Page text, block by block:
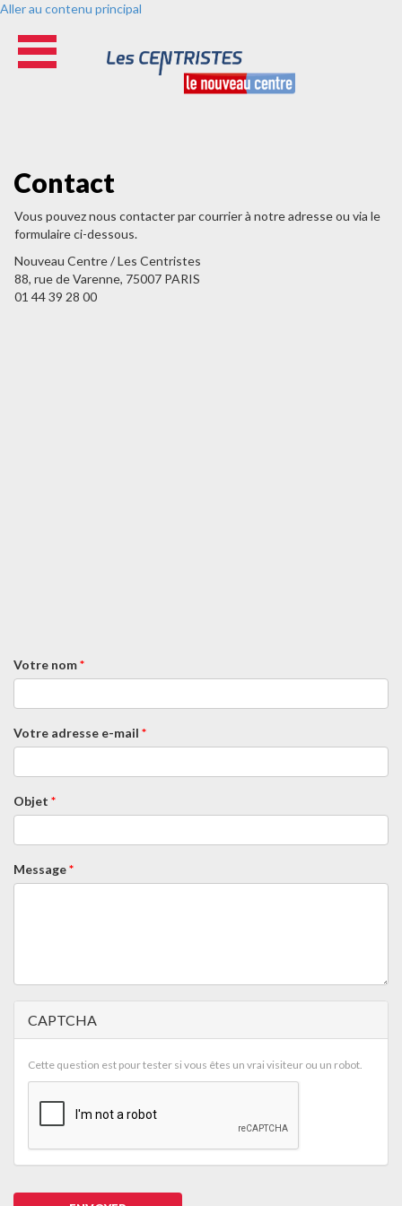
Aller au contenu principal
Contact
Vous pouvez nous contacter par courrier à notre adresse ou via le
formulaire ci-dessous.
Nouveau Centre / Les Centristes
88, rue de Varenne, 75007 PARIS
01 44 39 28 00
Votre nom*
Votre adresse e-mail *
Objet *
Message*
CAPTCHA
Cette question est pour tester si vous êtes un vrai visiteur ou un robot.